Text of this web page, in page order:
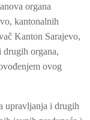
organa
kantonalnih
Kanton Sarajevo,
drugih organa,
ovog
upravljanja i drugih